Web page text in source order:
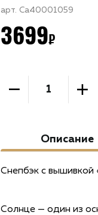
арт. Ca40001059
3699
Описание
Снепбэк с вышивкой
Солнце — один из